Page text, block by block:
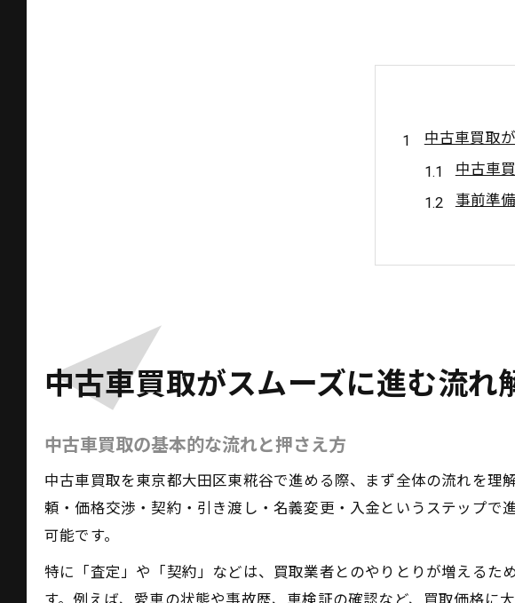
中古車買取
中古車
事前準
複数業
査定か
査定前
高価買
東京都大田
東京都
中古車買取がスムーズに進む流れ
中古車買取の基本的な流れと押さえ方
中古車買取を東京都大田区東糀谷で進める際、まず全体の流れを
頼・価格交渉・契約・引き渡し・名義変更・入金というステップで
可能です。
特に「査定」や「契約」などは、買取業者とのやりとりが増える